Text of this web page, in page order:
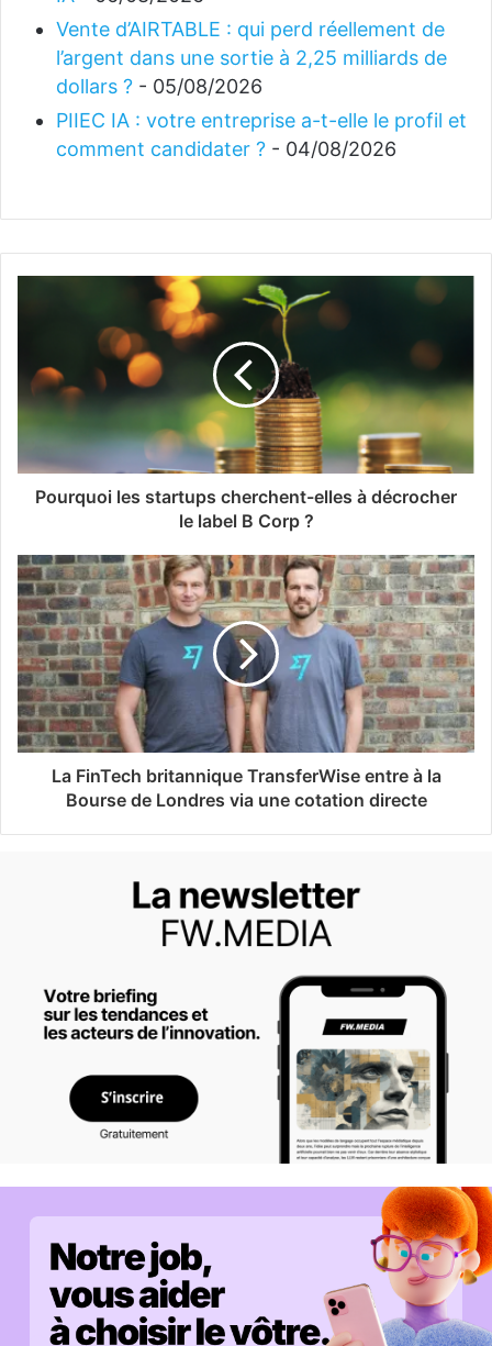
Vente d’AIRTABLE : qui perd réellement de
l’argent dans une sortie à 2,25 milliards de
dollars ? - 05/08/2026
PIIEC IA : votre entreprise a-t-elle le profil et
comment candidater ? - 04/08/2026
Pourquoi les startups cherchent-elles à décrocher
le label B Corp ?
La FinTech britannique TransferWise entre à la
Bourse de Londres via une cotation directe